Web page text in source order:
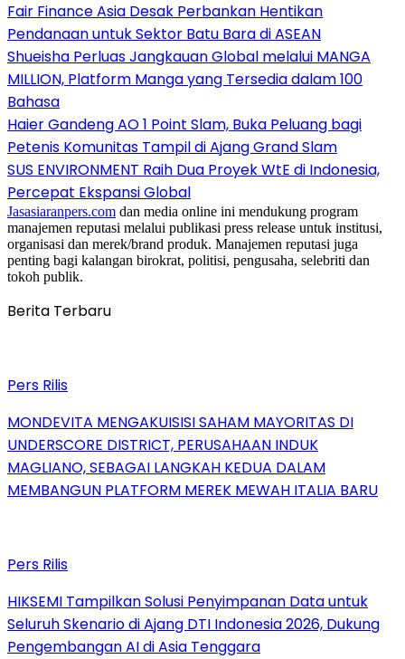
Fair Finance Asia Desak Perbankan Hentikan
Pendanaan untuk Sektor Batu Bara di ASEAN
Shueisha Perluas Jangkauan Global melalui MANGA
MILLION, Platform Manga yang Tersedia dalam 100
Bahasa
Haier Gandeng AO 1 Point Slam, Buka Peluang bagi
Petenis Komunitas Tampil di Ajang Grand Slam
SUS ENVIRONMENT Raih Dua Proyek WtE di Indonesia,
Percepat Ekspansi Global
Jasasiaranpers.com dan media online ini mendukung program
manajemen reputasi melalui publikasi press release untuk institusi,
organisasi dan merek/brand produk. Manajemen reputasi juga
penting bagi kalangan birokrat, politisi, pengusaha, selebriti dan
tokoh publik.
Berita Terbaru
Pers Rilis
MONDEVITA MENGAKUISISI SAHAM MAYORITAS DI
UNDERSCORE DISTRICT, PERUSAHAAN INDUK
MAGLIANO, SEBAGAI LANGKAH KEDUA DALAM
MEMBANGUN PLATFORM MEREK MEWAH ITALIA BARU
Pers Rilis
HIKSEMI Tampilkan Solusi Penyimpanan Data untuk
Seluruh Skenario di Ajang DTI Indonesia 2026, Dukung
Pengembangan AI di Asia Tenggara